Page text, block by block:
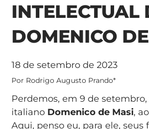
INTELECTUAL
DOMENICO
18 de setembro de 2023
Por Rodrigo Augusto Prando*
Perdemos, em 9 de
italiano Domenico de Masi,
Aqui, penso eu, para ele, seus